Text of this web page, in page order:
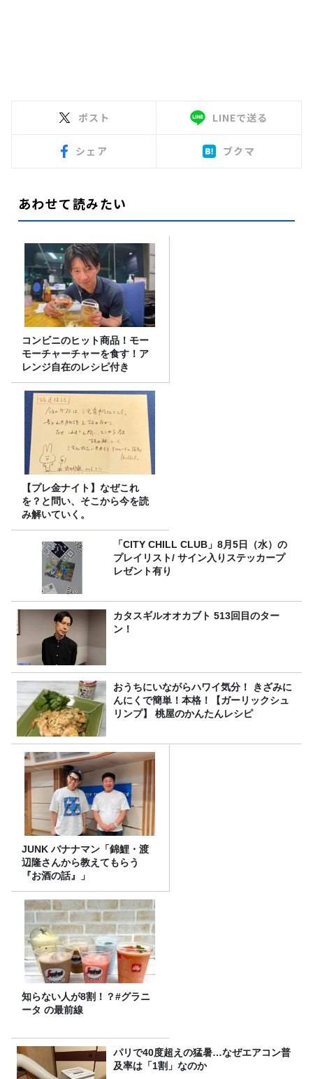
ポスト LINEで送る
シェア ブクマ
あわせて読みたい
コンビニのヒット商品！モー
モーチャーチャーを食す！ア
レンジ自在のレシピ付き
【プレ金ナイト】なぜこれ
を？と問い、そこから今を読
み解いていく。
「CITY CHILL CLUB」8月5日（水）の
プレイリスト/ サイン入りステッカープ
レゼント有り
カタスギルオオカブト 513回目のター
ン！
おうちにいながらハワイ気分！ きざみに
んにくで簡単！本格！【ガーリックシュ
リンプ】 桃屋のかんたんレシピ
JUNK バナナマン「錦鯉・渡
辺隆さんから教えてもらう
『お酒の話』」
知らない人が8割！？#グラニ
ータ の最前線
パリで40度超えの猛暑…なぜエアコン普
及率は「1割」なのか